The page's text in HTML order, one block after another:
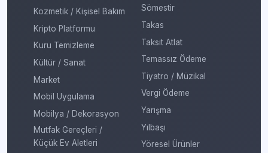
Kozmetik / Kişisel Bakım
Kripto Platformu
Kuru Temizleme
Kültür / Sanat
Market
Mobil Uygulama
Mobilya / Dekorasyon
Mutfak Gereçleri /
Küçük Ev Aletleri
Sömestir
Takas
Taksit Atlat
Temassız Ödeme
Tiyatro / Müzikal
Vergi Ödeme
Yarışma
Yılbaşı
Yöresel Ürünler